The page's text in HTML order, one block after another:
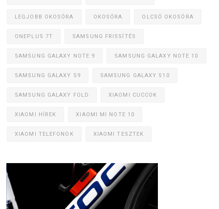
LEGJOBB OKOSÓRA OKOSÓRA OLCSÓ OKOSÓRA
ONEPLUS 7T SAMSUNG FRISSÍTÉS
SAMSUNG GALAXY NOTE 9 SAMSUNG GALAXY NOTE 10
SAMSUNG GALAXY S9 SAMSUNG GALAXY S10
SAMSUNG GALAXY FOLD XIAOMI CUCCOK
XIAOMI HÍREK XIAOMI MI NOTE 10
XIAOMI TELEFONOK XIAOMI TESZTEK